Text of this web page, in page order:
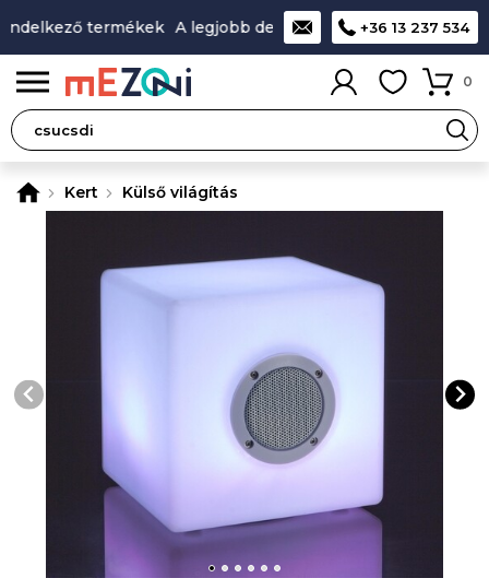
termékek A legjobb design-minőség-ár aránnyal
+36 13 237 534
0
Kert Külső világítás